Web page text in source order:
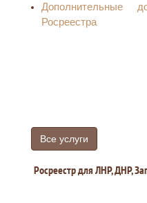
Дополнительные
Росреестра
Все услуги
Росреестр для ЛНР, ДНР,